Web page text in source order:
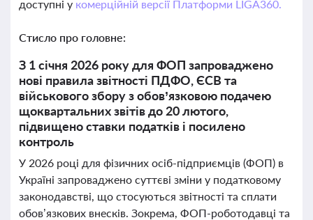
доступні у комерційній версії Платформи LIGA360.
Стисло про головне:
З 1 січня 2026 року для ФОП запроваджено
нові правила звітності ПДФО, ЄСВ та
військового збору з обов’язковою подачею
щоквартальних звітів до 20 лютого,
підвищено ставки податків і посилено
контроль
У 2026 році для фізичних осіб-підприємців (ФОП) в
Україні запроваджено суттєві зміни у податковому
законодавстві, що стосуються звітності та сплати
обов’язкових внесків. Зокрема, ФОП-роботодавці та